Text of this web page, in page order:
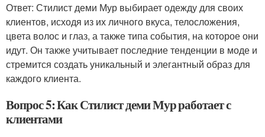
Ответ: Стилист деми Мур выбирает одежду для своих
клиентов, исходя из их личного вкуса, телосложения,
цвета волос и глаз, а также типа события, на которое они
идут. Он также учитывает последние тенденции в моде и
стремится создать уникальный и элегантный образ для
каждого клиента.
Вопрос 5: Как Стилист деми Мур работает с
клиентами